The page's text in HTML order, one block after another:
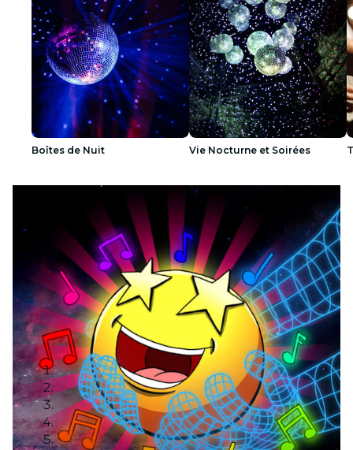
Boîtes de Nuit Vie Nocturne et Soirées